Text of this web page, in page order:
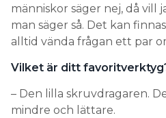
människor säger nej, då vill
man säger så. Det kan
alltid vända frågan ett par
Vilket är ditt
– Den lilla skruvdragaren.
mindre och lättare.